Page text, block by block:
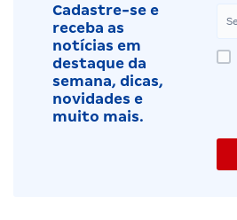
Cadastre-se e
receba as
notícias em
destaque da
semana, dicas,
novidades e
muito mais.